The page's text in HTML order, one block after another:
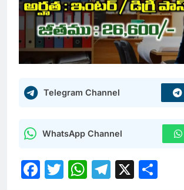
Telegram Channel
WhatsApp Channel
Facebook
Twitter
WhatsApp
Telegram
X